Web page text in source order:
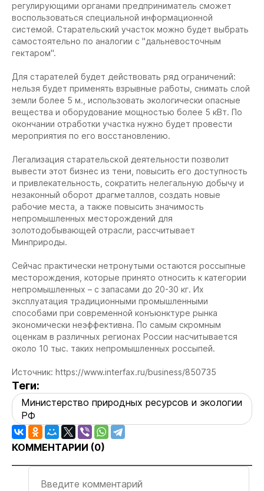
регулирующими органами предприниматель сможет
воспользоваться специальной информационной
системой. Старательский участок можно будет выбрать
самостоятельно по аналогии с "дальневосточным
гектаром".
Для старателей будет действовать ряд ограничений:
нельзя будет применять взрывные работы, снимать слой
земли более 5 м., использовать экологически опасные
вещества и оборудование мощностью более 5 кВт. По
окончании отработки участка нужно будет провести
мероприятия по его восстановлению.
Легализация старательской деятельности позволит
вывести этот бизнес из тени, повысить его доступность
и привлекательность, сократить нелегальную добычу и
незаконный оборот драгметаллов, создать новые
рабочие места, а также повысить значимость
непромышленных месторождений для
золотодобывающей отрасли, рассчитывает
Минприроды.
Сейчас практически нетронутыми остаются россыпные
месторождения, которые принято относить к категории
непромышленных – с запасами до 20-30 кг. Их
эксплуатация традиционными промышленными
способами при современной конъюнктуре рынка
экономически неэффективна. По самым скромным
оценкам в различных регионах России насчитывается
около 10 тыс. таких непромышленных россыпей.
Источник: https://www.interfax.ru/business/850735
Теги:
Министерство природных ресурсов и экологии
РФ
КОММЕНТАРИИ (0)